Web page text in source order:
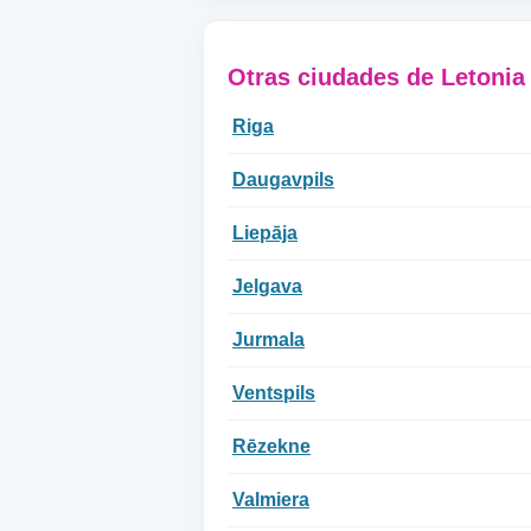
Otras ciudades de Letonia
Riga
Daugavpils
Liepāja
Jelgava
Jurmala
Ventspils
Rēzekne
Valmiera